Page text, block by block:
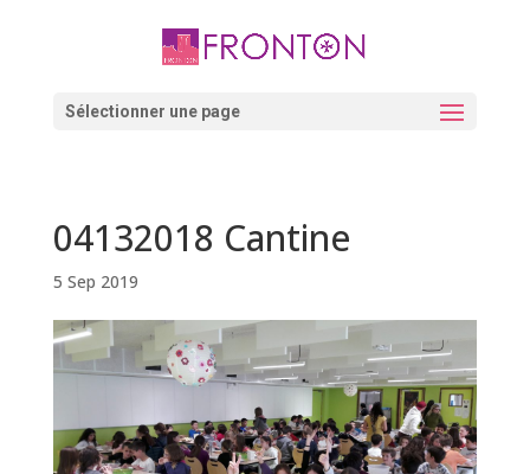
Sélectionner une page
04132018 Cantine
5 Sep 2019